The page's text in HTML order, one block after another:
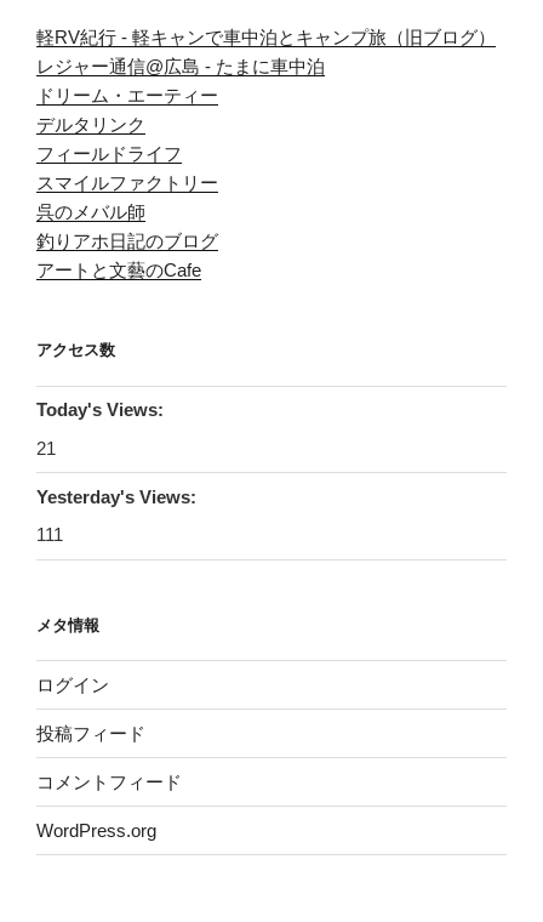
軽RV紀行 - 軽キャンで車中泊とキャンプ旅（旧ブログ）
レジャー通信@広島 - たまに車中泊
ドリーム・エーティー
デルタリンク
フィールドライフ
スマイルファクトリー
呉のメバル師
釣りアホ日記のブログ
アートと文藝のCafe
アクセス数
Today's Views:
21
Yesterday's Views:
111
メタ情報
ログイン
投稿フィード
コメントフィード
WordPress.org